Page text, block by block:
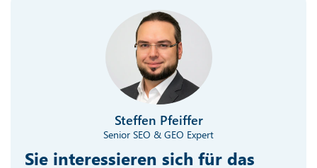
Steffen Pfeiffer
Senior SEO & GEO Expert
Sie interessieren sich für das